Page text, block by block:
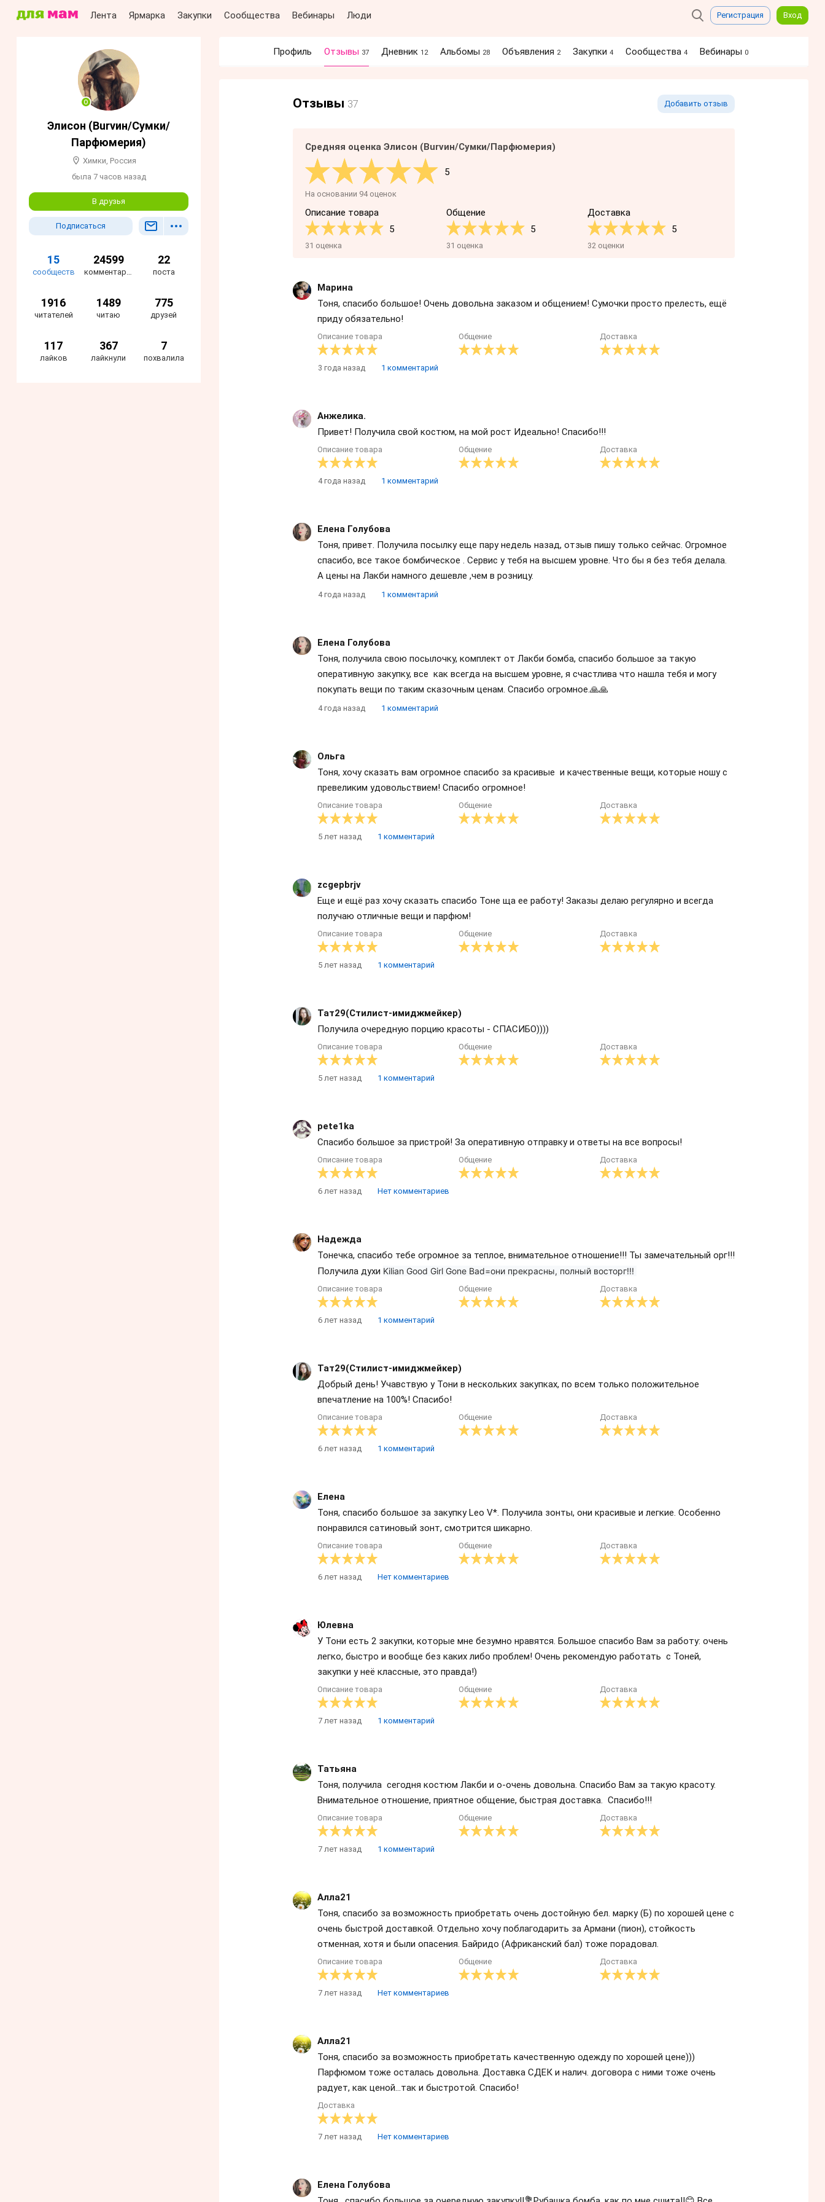
Лента Ярмарка Закупки Сообщества Вебинары Люди Регистрация Вход
Элисон (Burvин/Сумки/
Парфюмерия)
Химки, Россия
была 7 часов назад
В друзья
Подписаться
15
сообществ
24599
комментариев
22
поста
1916
читателей
1489
читаю
775
друзей
117
лайков
367
лайкнули
7
похвалила
Профиль Отзывы 37 Дневник 12 Альбомы 28 Объявления 2 Закупки 4 Сообщества 4 Вебинары 0
Отзывы 37 Добавить отзыв
Средняя оценка Элисон (Burvин/Сумки/Парфюмерия)
5
На основании 94 оценок
Описание товара
5
31 оценка
Общение
5
31 оценка
Доставка
5
32 оценки
Марина
Тоня, спасибо большое! Очень довольна заказом и общением! Сумочки просто прелесть, ещё
приду обязательно!
Описание товара Общение Доставка
3 года назад 1 комментарий
Анжелика.
Привет! Получила свой костюм, на мой рост Идеально! Спасибо!!!
Описание товара Общение Доставка
4 года назад 1 комментарий
Елена Голубова
Тоня, привет. Получила посылку еще пару недель назад, отзыв пишу только сейчас. Огромное
спасибо, все такое бомбическое . Сервис у тебя на высшем уровне. Что бы я без тебя делала.
А цены на Лакби намного дешевле ,чем в розницу.
4 года назад 1 комментарий
Елена Голубова
Тоня, получила свою посылочку, комплект от Лакби бомба, спасибо большое за такую
оперативную закупку, все как всегда на высшем уровне, я счастлива что нашла тебя и могу
покупать вещи по таким сказочным ценам. Спасибо огромное.🙏🙏
4 года назад 1 комментарий
Ольга
Тоня, хочу сказать вам огромное спасибо за красивые и качественные вещи, которые ношу с
превеликим удовольствием! Спасибо огромное!
Описание товара Общение Доставка
5 лет назад 1 комментарий
zcgepbrjv
Еще и ещё раз хочу сказать спасибо Тоне ща ее работу! Заказы делаю регулярно и всегда
получаю отличные вещи и парфюм!
Описание товара Общение Доставка
5 лет назад 1 комментарий
Тат29(Стилист-имиджмейкер)
Получила очередную порцию красоты - СПАСИБО))))
Описание товара Общение Доставка
5 лет назад 1 комментарий
pete1ka
Спасибо большое за пристрой! За оперативную отправку и ответы на все вопросы!
Описание товара Общение Доставка
6 лет назад Нет комментариев
Надежда
Тонечка, спасибо тебе огромное за теплое, внимательное отношение!!! Ты замечательный орг!!!
Получила духи Kilian Good Girl Gone Bad=они прекрасны, полный восторг!!!
Описание товара Общение Доставка
6 лет назад 1 комментарий
Тат29(Стилист-имиджмейкер)
Добрый день! Учавствую у Тони в нескольких закупках, по всем только положительное
впечатление на 100%! Спасибо!
Описание товара Общение Доставка
6 лет назад 1 комментарий
Елена
Тоня, спасибо большое за закупку Leo V*. Получила зонты, они красивые и легкие. Особенно
понравился сатиновый зонт, смотрится шикарно.
Описание товара Общение Доставка
6 лет назад Нет комментариев
Юлевна
У Тони есть 2 закупки, которые мне безумно нравятся. Большое спасибо Вам за работу: очень
легко, быстро и вообще без каких либо проблем! Очень рекомендую работать с Тоней,
закупки у неё классные, это правда!)
Описание товара Общение Доставка
7 лет назад 1 комментарий
Татьяна
Тоня, получила сегодня костюм Лакби и о-очень довольна. Спасибо Вам за такую красоту.
Внимательное отношение, приятное общение, быстрая доставка. Спасибо!!!
Описание товара Общение Доставка
7 лет назад 1 комментарий
Алла21
Тоня, спасибо за возможность приобретать очень достойную бел. марку (Б) по хорошей цене с
очень быстрой доставкой. Отдельно хочу поблагодарить за Армани (пион), стойкость
отменная, хотя и были опасения. Байридо (Африканский бал) тоже порадовал.
Описание товара Общение Доставка
7 лет назад Нет комментариев
Алла21
Тоня, спасибо за возможность приобретать качественную одежду по хорошей цене)))
Парфюмом тоже осталась довольна. Доставка СДЕК и налич. договора с ними тоже очень
радует, как ценой...так и быстротой. Спасибо!
Доставка
7 лет назад Нет комментариев
Елена Голубова